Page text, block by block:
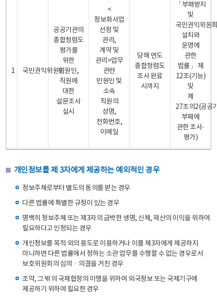
1 국민권익위원회
공공기관의
종합청렴도
평가를
위한
민원인,
직원에
대한
설문조사
실시
<
정보화사업
선정 및
관리,
계약 및
관리>업무
관련
민원인 및
소속
직원의
성명,
전화번호,
이메일
당해 연도
종합청렴도
조사 완료
시까지
「부패방지
및
국민권익위원
설치와
운영에
관한
법률」 제
12조(기능)
및
제
27조의2(공공
부패에
관한 조사·
평가)
개인정보를 제 3자에게 제공하는 예외적인 경우
정보주체로부터 별도의 동의를 받는 경우
다른 법률에 특별한 규정이 있는 경우
명백히 정보주체 또는 제3자의 급박한 생명, 신체, 재산의 이익을 위하여
필요하다고 인정되는 경우
개인정보를 목적 외의 용도로 이용하거나 이를 제3자에게 제공하지
아니하면 다른 법률에서 정하는 소관 업무를 수행할 수 없는 경우로서
보호위원회의 심의ㆍ의결을 거친 경우
조약, 그 밖의 국제협정의 이행을 위하여 외국정보 또는 국제기구에
제공하기 위하여 필요한 경우